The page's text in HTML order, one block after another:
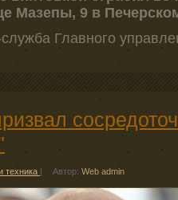
Мазепы, 9 в
Главного
техника | Автор:Web admin